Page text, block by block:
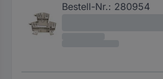
Bestell-Nr.: 280954